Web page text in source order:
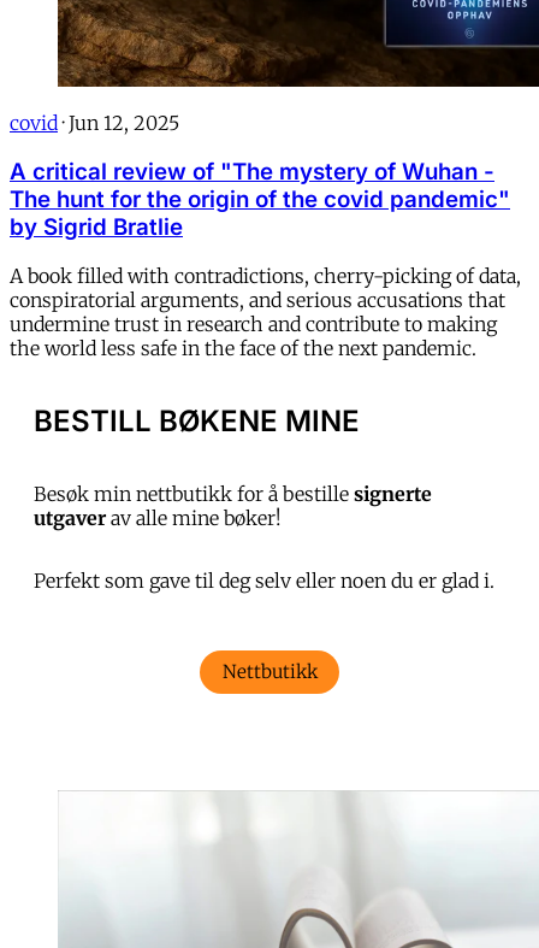
covid · Jun 12, 2025
A critical review of "The mystery of Wuhan -
The hunt for the origin of the covid pandemic"
by Sigrid Bratlie
A book filled with contradictions, cherry-picking of data,
conspiratorial arguments, and serious accusations that
undermine trust in research and contribute to making
the world less safe in the face of the next pandemic.
BESTILL BØKENE MINE
Besøk min nettbutikk for å bestille signerte
utgaverav alle mine bøker!
Perfekt som gave til deg selv eller noen du er glad i.
Nettbutikk